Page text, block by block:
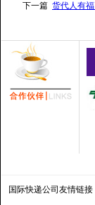
下一篇 货代人有
国际快递公司 友情链接